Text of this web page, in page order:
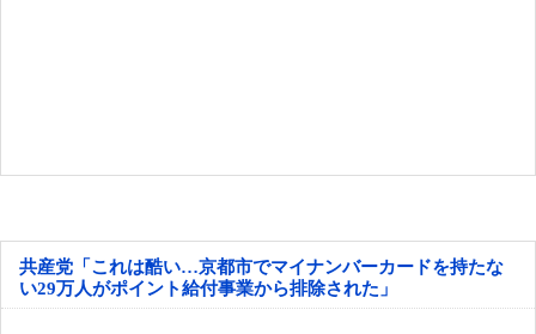
共産党「これは酷い…京都市でマイナンバーカードを持たな
い29万人がポイント給付事業から排除された」